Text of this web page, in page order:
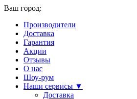
Ваш город:
Производители
Доставка
Гарантия
Акции
Отзывы
О нас
Шоу-рум
Наши сервисы ▼
Доставка